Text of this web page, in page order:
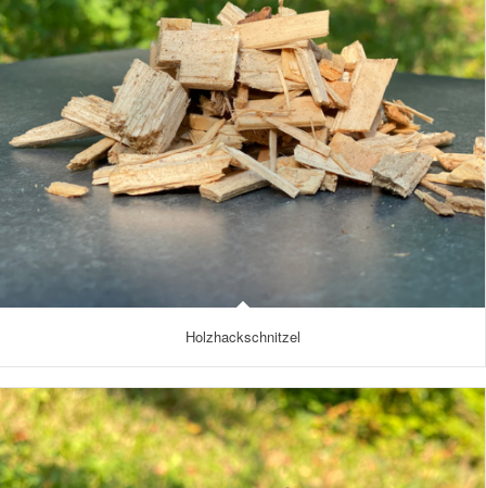
Holzhackschnitzel